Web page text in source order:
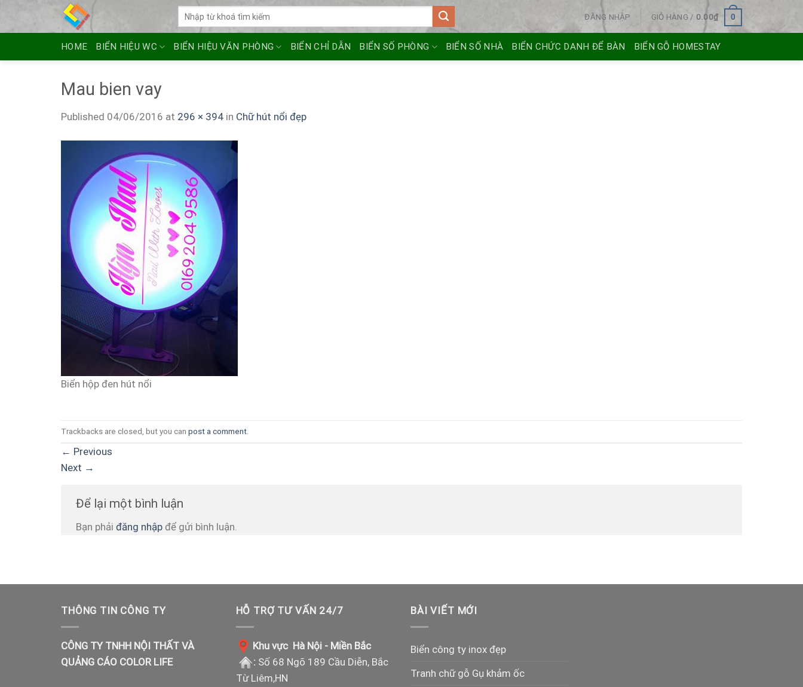
ĐĂNG NHẬP GIỎ HÀNG / 0.00₫ 0
HOME BIỂN HIỆU WC BIỂN HIỆU VĂN PHÒNG BIỂN CHỈ DẪN BIỂN SỐ PHÒNG BIỂN SỐ NHÀ BIỂN CHỨC DANH ĐỂ BÀN BIỂN GỖ HOMESTAY
Mau bien vay
Published 04/06/2016 at 296 × 394 in Chữ hút nổi đẹp
Biển hộp đen hút nổi
Trackbacks are closed, but you can post a comment
← Previous
Next →
Để lại một bình luận
Bạn phải đăng nhập để gửi bình luận.
THÔNG TIN CÔNG TY
CÔNG TY TNHH NỘI THẤT VÀ
QUẢNG CÁO COLOR LIFE
HỖ TRỢ TƯ VẤN 24/7
Khu vực Hà Nội - Miền Bắc
: Số 68 Ngõ 189 Cầu Diễn, Bắc
Từ Liêm,HN
BÀI VIẾT MỚI
Biển công ty inox đẹp
Tranh chữ gỗ Gụ khảm ốc